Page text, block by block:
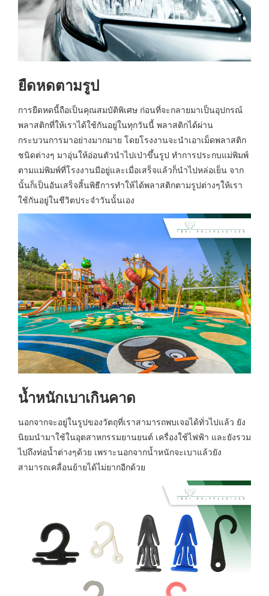
ยืดหดตามรูป
การยืดหดนี้ถือเป็นคุณสมบัติพิเศษ ก่อนที่จะกลายมาเป็นอุปกรณ์
พลาสติกที่ให้เราได้ใช้กันอยู่ในทุกวันนี้ พลาสติกได้ผ่าน
กระบวนการมาอย่างมากมาย โดยโรงงานจะนำเอาเม็ดพลาสติก
ชนิดต่างๆ มาอุ่นให้อ่อนตัวนำไปเป่าขึ้นรูป ทำการประกบแม่พิมพ์
ตามแม่พิมพ์ที่โรงงานมีอยู่และเมื่อเสร็จแล้วก็นำไปหล่อเย็น จาก
นั้นก็เป็นอันเสร็จสิ้นพิธีการทำให้ได้พลาสติกตามรูปต่างๆให้เรา
ใช้กันอยู่ในชีวิตประจำวันนั้นเอง
น้ำหนักเบาเกินคาด
นอกจากจะอยู่ในรูปของวัตถุที่เราสามารถพบเจอได้ทั่วไปแล้ว ยัง
นิยมนำมาใช้ในอุตสาหกรรมยานยนต์ เครื่องใช้ไฟฟ้า และยังรวม
ไปถึงท่อน้ำต่างๆด้วย เพราะนอกจากน้ำหนักจะเบาแล้วยัง
สามารถเคลื่อนย้ายได้ไม่ยากอีกด้วย